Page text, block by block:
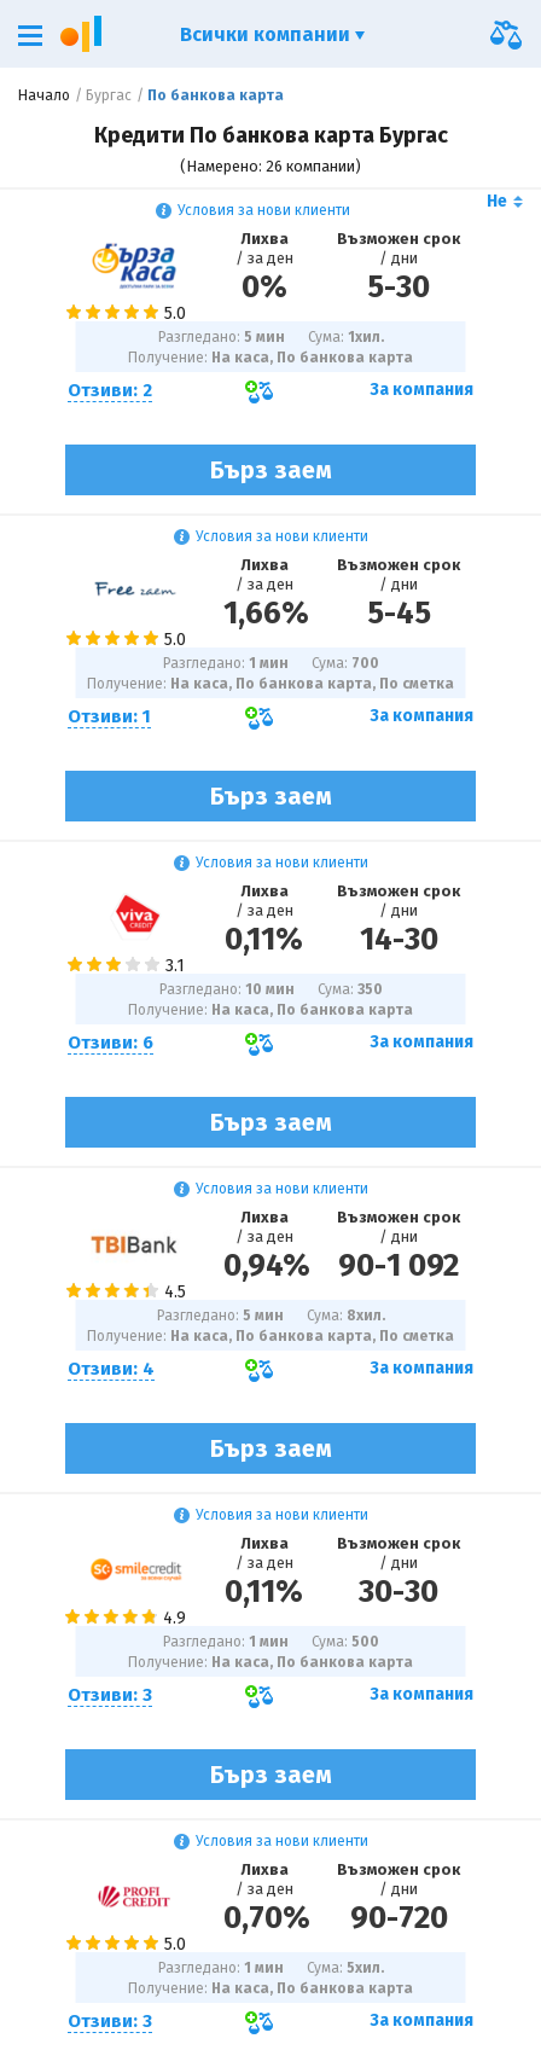
Всички компании
Начало Бургас По банкова карта
Кредити По банкова карта Бургас
(Намерено: 26 компании)
Не
Условия за нови клиенти
Отзиви: 2
Лихва
/ за ден
0%
Възможен срок
/ дни
5-30
Бърз заем
Разгледано: 5 мин Сума: 1 хил.
Получение: На каса, По банкова карта
За компания
Условия за нови клиенти
Отзиви: 1
Лихва
/ за ден
1,66%
Възможен срок
/ дни
5-45
Бърз заем
Разгледано: 1 мин Сума: 700
Получение: На каса, По банкова карта, По сметка
За компания
Условия за нови клиенти
Отзиви: 6
Лихва
/ за ден
0,11%
Възможен срок
/ дни
14-30
Бърз заем
Разгледано: 10 мин Сума: 350
Получение: На каса, По банкова карта
За компания
Условия за нови клиенти
Отзиви: 4
Лихва
/ за ден
0,94%
Възможен срок
/ дни
90-1 092
Бърз заем
Разгледано: 5 мин Сума: 8хил.
Получение: На каса, По банкова карта, По сметка
За компания
Условия за нови клиенти
Отзиви: 3
Лихва
/ за ден
0,11%
Възможен срок
/ дни
30-30
Бърз заем
Разгледано: 1 мин Сума: 500
Получение: На каса, По банкова карта
За компания
Условия за нови клиенти
Отзиви: 3
Лихва
/ за ден
0,70%
Възможен срок
/ дни
90-720
Разгледано: 1 мин Сума: 5хил.
Получение: На каса, По банкова карта
За компания